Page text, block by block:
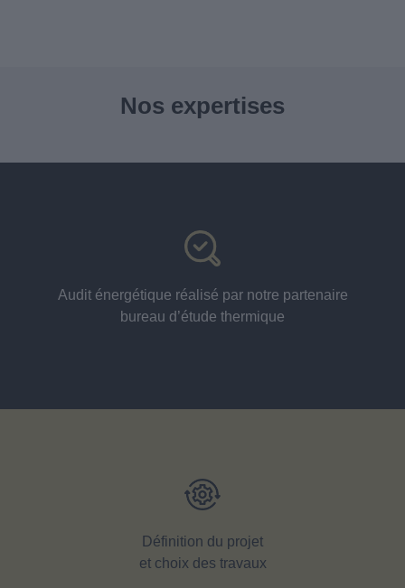
Nos expertises
Audit énergétique réalisé par notre partenaire
bureau d’étude thermique
Définition du projet
et choix des travaux